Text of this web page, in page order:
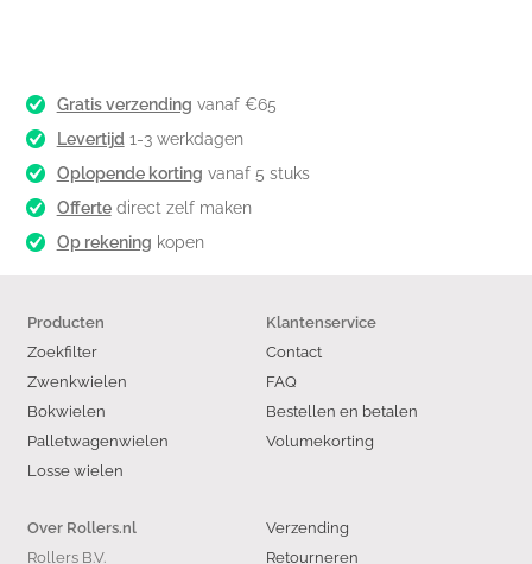
Gratis verzending vanaf €65
Levertijd1-3 werkdagen
Oplopende korting vanaf 5 stuks
Offertedirect zelf maken
Op rekening kopen
Producten
Zoekfilter
Zwenkwielen
Bokwielen
Palletwagenwielen
Losse wielen
Klantenservice
Contact
FAQ
Bestellen en betalen
Volumekorting
Verzending
Retourneren
Over Rollers.nl
Rollers B.V.